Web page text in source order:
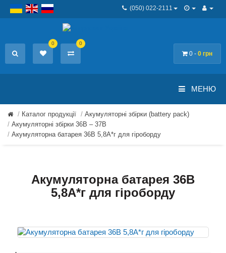
(050) 022-2111
0 - 0 грн
0 0
МЕНЮ
Каталог продукції
Акумуляторні збірки (battery pack)
Акумуляторні збірки 36В – 37В
Акумуляторна батарея 36В 5,8А*г для гіроборду
Акумуляторна батарея 36В
5,8А*г для гіроборду